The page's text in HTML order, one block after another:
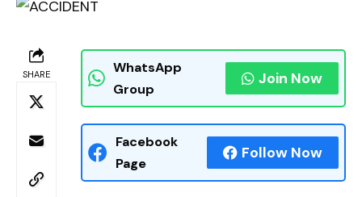
SHARE
WhatsApp
Group
Join Now
Facebook
Page
Follow Now